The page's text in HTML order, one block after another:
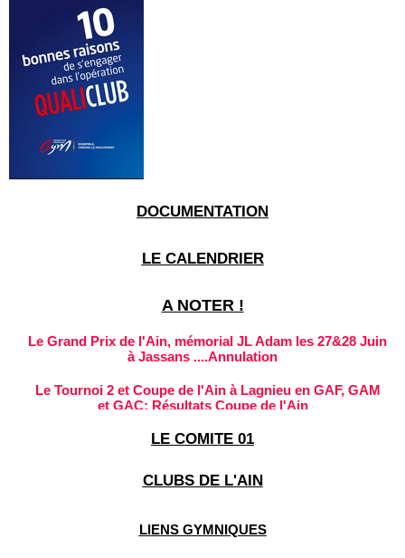
DOCUMENTATION
LE CALENDRIER
A NOTER !
Le Grand Prix de l'Ain, mémorial JL Adam les 27&28 Juin
à Jassans ....Annulation
Le Tournoi 2 et Coupe de l'Ain à Lagnieu en GAF, GAM
et GAC: Résultats Coupe de l'Ain
RESULTATS: Coupe de l'Ain & Tournoi 1 GAF et GAM à
LE COMITE 01
CLUBS DE L'AIN
LIENS GYMNIQUES